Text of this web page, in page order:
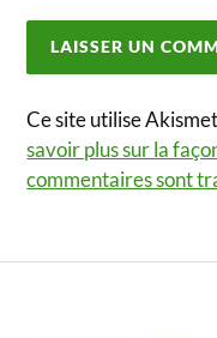
Ce site utilise
savoir plus sur la
commentaires sont